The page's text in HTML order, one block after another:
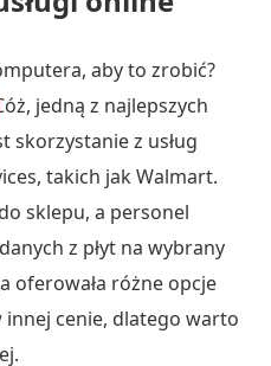
aby to zrobić?
jedną z najlepszych
skorzystanie z usług
takich jak Walmart.
sklepu, a personel
z płyt na wybrany
oferowała różne opcje
cenie, dlatego warto